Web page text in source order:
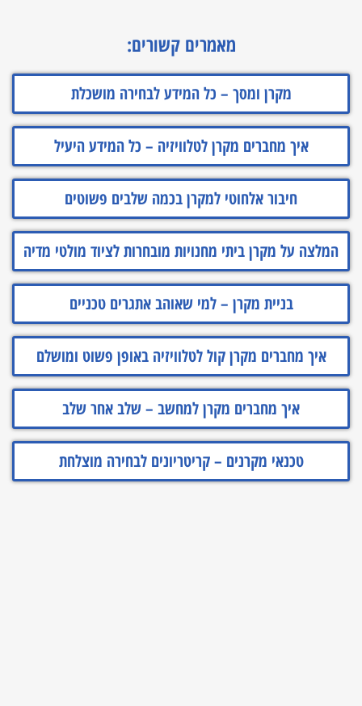
מאמרים קשורים:
מקרן ומסך – כל המידע לבחירה מושכלת
איך מחברים מקרן לטלוויזיה – כל המידע היעיל
חיבור אלחוטי למקרן בכמה שלבים פשוטים
המלצה על מקרן ביתי מחנויות מובחרות לציוד מולטי מדיה
בניית מקרן – למי שאוהב אתגרים טכניים
איך מחברים מקרן קול לטלוויזיה באופן פשוט ומושלם
איך מחברים מקרן למחשב – שלב אחר שלב
טכנאי מקרנים – קריטריונים לבחירה מוצלחת